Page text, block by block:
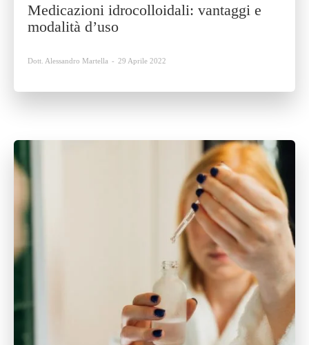
Medicazioni idrocolloidali: vantaggi e
modalità d’uso
Dott. Alessandro Martella - 29 Aprile 2022